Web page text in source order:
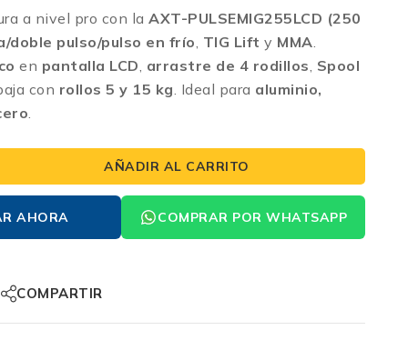
a nivel pro con la AXT-PULSEMIG255LCD (250
doble pulso/pulso en frío TIG Lift y MMA
en pantalla LCD arrastre de 4 rodillos Spool
con rollos 5 y 15 kg . Ideal para aluminio,
AÑADIR AL CARRITO
AHORA COMPRAR POR WHATSAPP
COMPARTIR